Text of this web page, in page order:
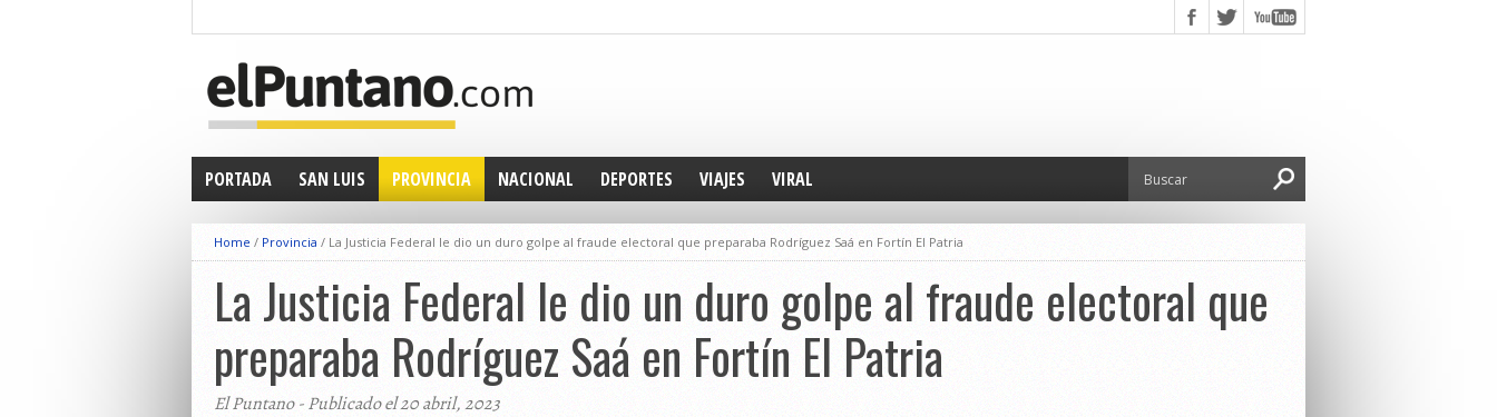
PORTADA SAN LUIS PROVINCIA NACIONAL DEPORTES VIAJES VIRAL
Home / Provincia / La Justicia Federal le dio un duro golpe al fraude electoral que preparaba Rodríguez Saá en Fortín El Patria
La Justicia Federal le dio un duro golpe al fraude electoral que
preparaba Rodríguez Saá en Fortín El Patria
El Puntano - Publicado el 20 abril, 2023